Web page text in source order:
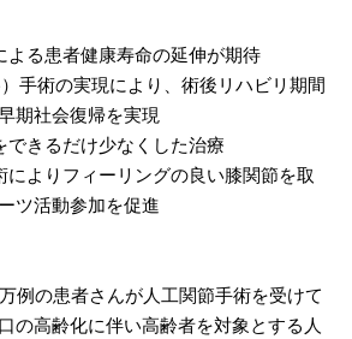
よる患者健康寿命の延伸が期待
手術の実現により、術後リハビリ期間
期社会復帰を実現
できるだけ少なくした治療
よりフィーリングの良い膝関節を取
ツ活動参加を促進
例の患者さんが人工関節手術を受けて
の高齢化に伴い高齢者を対象とする人